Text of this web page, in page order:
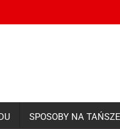
SPOSOBY NA